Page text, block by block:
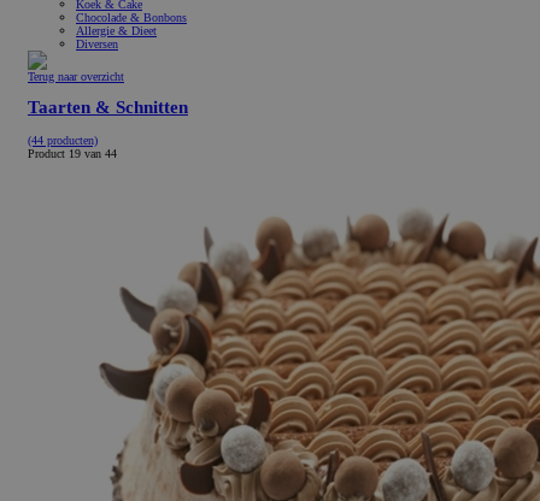
Koek & Cake
Chocolade & Bonbons
Allergie & Dieet
Diversen
Terug naar overzicht
Taarten & Schnitten
(44 producten)
Product 19 van 44